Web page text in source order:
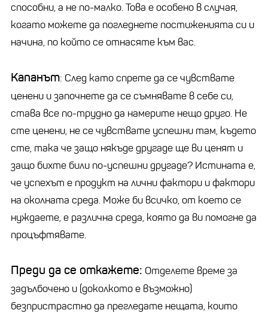
способни, а не по-малко. Това е особено в случая,
когато можете да погледнете постиженията си и
начина, по който се отнасяте към вас.
Капанът: След като спрете да се чувствате
ценени и започнете да се съмнявате в себе си,
става все по-трудно да намерите нещо друго. Не
сте ценени, не се чувствате успешни там, където
сте, така че защо някъде другаде ще ви ценят и
защо бихте били по-успешни другаде? Истината е,
че успехът е продукт на лични фактори и фактори
на околната среда. Може би всичко, от което се
нуждаете, е различна среда, която да ви помогне да
процъфтявате.
Преди да се откажете: Отделете време за
задълбочено и (доколкото е възможно)
безпристрастно да прегледате нещата, които